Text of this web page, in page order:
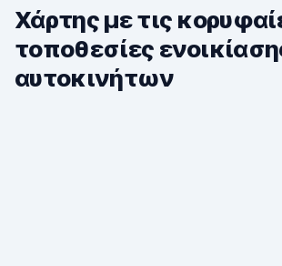
Χάρτης με τις
τοποθεσίες
αυτοκινήτων